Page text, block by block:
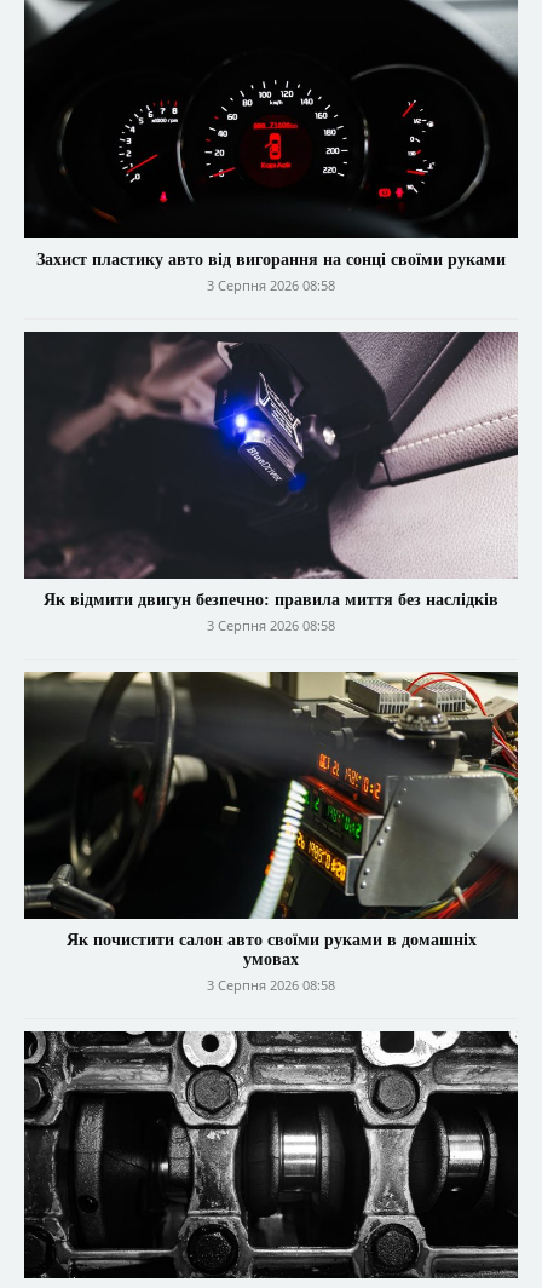
Захист пластику авто від вигорання на сонці своїми руками
3 Серпня 2026 08:58
Як відмити двигун безпечно: правила миття без наслідків
3 Серпня 2026 08:58
Як почистити салон авто своїми руками в домашніх
умовах
3 Серпня 2026 08:58